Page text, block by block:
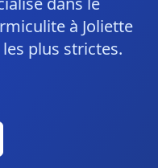
à Joliette
les plus strictes.